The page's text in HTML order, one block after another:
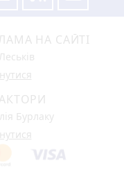
НА САЙТІ
Бурлаку